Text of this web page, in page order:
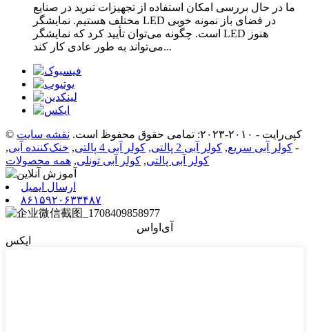
ما در حال بررسی امکان استفاده از تجهیزات تبرید در صنایع
مختلف هستیم. نمایشگر LED در فضای باز نمونه خوبی
است. چگونه می‌توان تأیید کرد که نمایشگر LED هنوز
می‌تواند به طور عادی کار کند...
© کپی‌رایت - ۲۰۱۰-۲۰۲۳: تمامی حقوق محفوظ است.
نقشه سایت
- کولر آبی سریع, کولر آبی 2 پالتی , کولر آبی 4 پالتی , خنک‌کننده آبی,
کولر آبی پالتی, کولر آبی تونلی, همه محصولات
ارسال ایمیل
۸۶۱۵۹۲۰۶۳۳۴۸۷
آی‌او‌اس
ایکس